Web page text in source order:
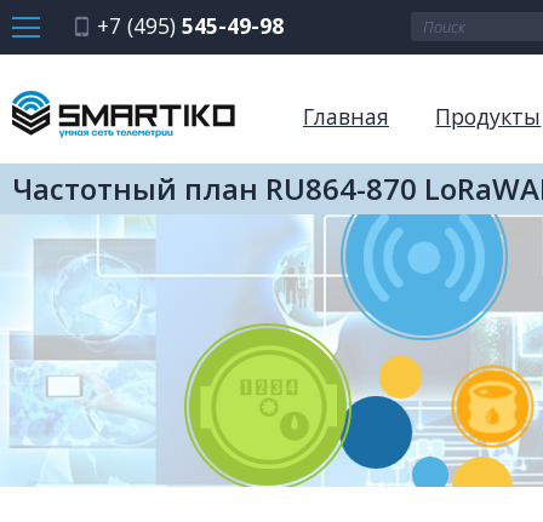
+7 (495) 545-49-98
Главная Продукты
Частотный план RU864-870